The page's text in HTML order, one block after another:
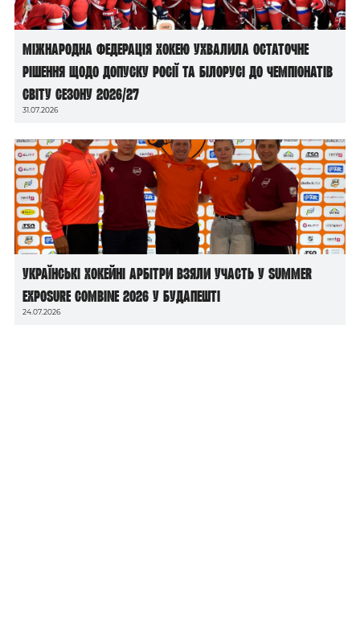
Міжнародна федерація хокею ухвалила остаточне
рішення щодо допуску росії та білорусі до чемпіонатів
світу сезону 2026/27
31.07.2026
Українські хокейні арбітри взяли участь у Summer
Exposure Combine 2026 у Будапешті
24.07.2026